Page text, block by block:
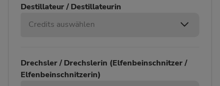
Destillateur / Destillateurin
Credits auswählen
Drechsler / Drechslerin (Elfenbeinschnitzer /
Elfenbeinschnitzerin)